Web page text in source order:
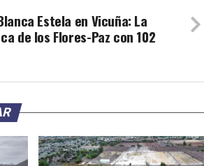
Estela en Vicuña: La
de los Flores-Paz con 102